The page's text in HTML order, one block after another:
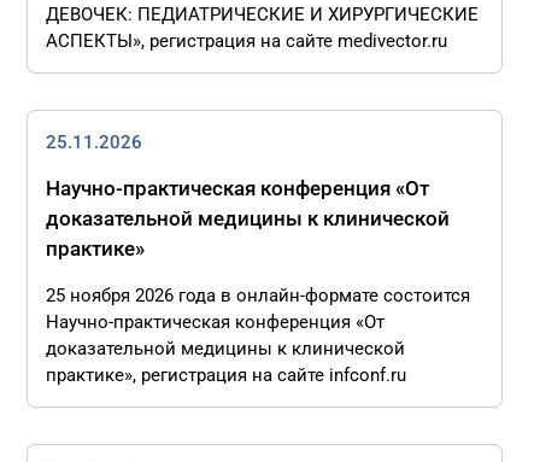
ДЕВОЧЕК: ПЕДИАТРИЧЕСКИЕ И ХИРУРГИЧЕСКИЕ
АСПЕКТЫ», регистрация на сайте medivector.ru
25.11.2026
Научно-практическая конференция «От
доказательной медицины к клинической
практике»
25 ноября 2026 года в онлайн-формате состоится
Научно-практическая конференция «От
доказательной медицины к клинической
практике», регистрация на сайте infconf.ru